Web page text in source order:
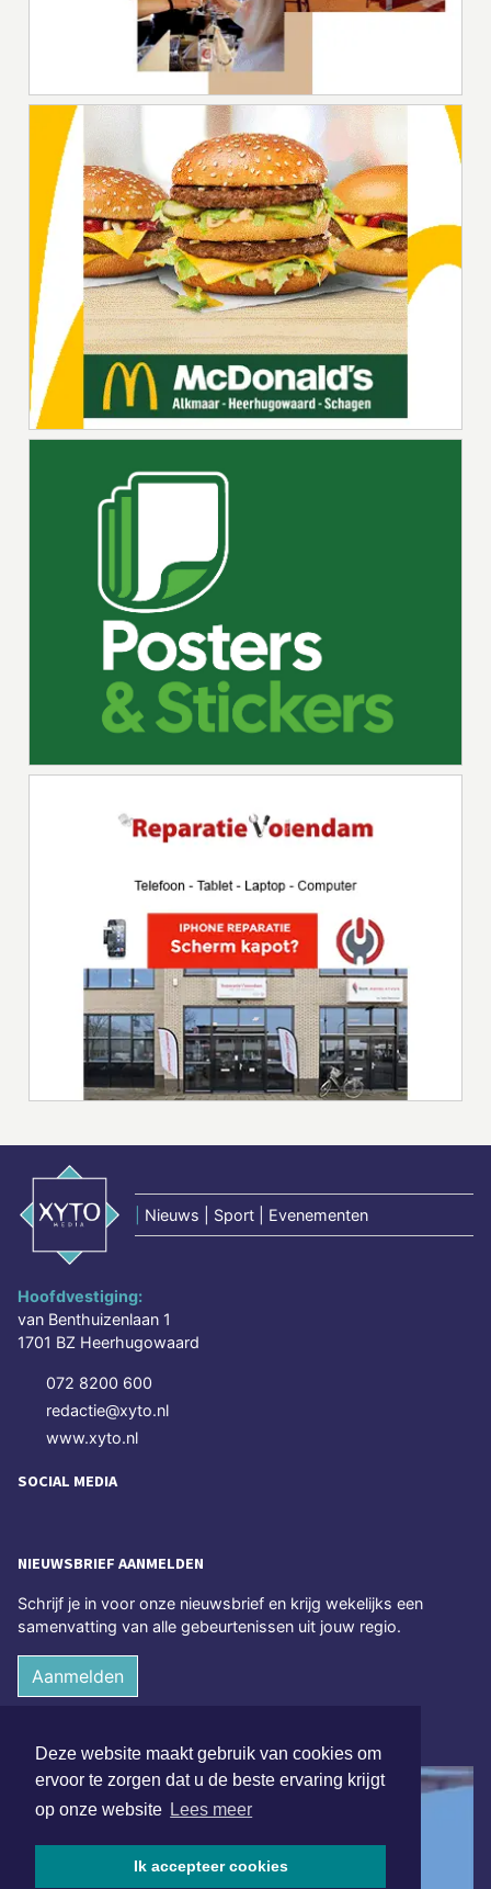
Deze website maakt gebruik van cookies om
ervoor te zorgen dat u de beste ervaring krijgt
op onze website Lees meer
Ik accepteer cookies
Nieuws | Sport | Evenementen
Hoofdvestiging:
van Benthuizenlaan 1
1701 BZ Heerhugowaard
072 8200 600
redactie@xyto.nl
www.xyto.nl
SOCIAL MEDIA
NIEUWSBRIEF AANMELDEN
Schrijf je in voor onze nieuwsbrief en krijg wekelijks een
samenvatting van alle gebeurtenissen uit jouw regio.
Aanmelden